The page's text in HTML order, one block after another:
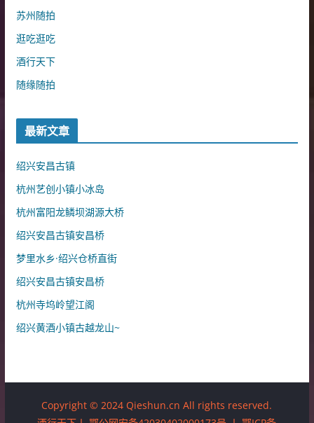
苏州随拍
逛吃逛吃
酒行天下
随缘随拍
最新文章
绍兴安昌古镇
杭州艺创小镇小冰岛
杭州富阳龙鳞坝湖源大桥
绍兴安昌古镇安昌桥
梦里水乡·绍兴仓桥直街
绍兴安昌古镇安昌桥
杭州寺坞岭望江阁
绍兴黄酒小镇古越龙山~
Copyright © 2024 Qieshun.cn All rights reserved.